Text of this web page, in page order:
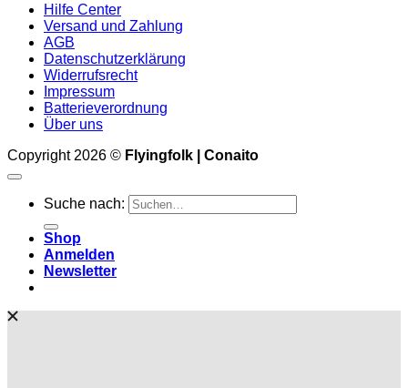
Hilfe Center
Versand und Zahlung
AGB
Datenschutzerklärung
Widerrufsrecht
Impressum
Batterieverordnung
Über uns
Copyright 2026 © Flyingfolk | Conaito
Suche nach:
Shop
Anmelden
Newsletter